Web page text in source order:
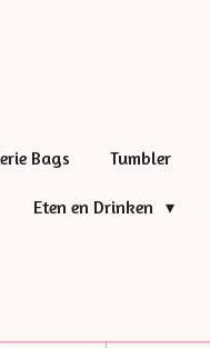
Bags Tumbler
Eten en Drinken